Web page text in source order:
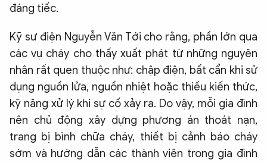
đáng tiếc.
Kỹ sư điện Nguyễn Văn Tới cho rằng, phần lớn qua
các vụ cháy cho thấy xuất phát từ những nguyên
nhân rất quen thuộc như: chập điện, bất cẩn khi sử
dụng nguồn lửa, nguồn nhiệt hoặc thiếu kiến thức,
kỹ năng xử lý khi sự cố xảy ra. Do vậy, mỗi gia đình
nên chủ động xây dựng phương án thoát nạn,
trang bị bình chữa cháy, thiết bị cảnh báo cháy
sớm và hướng dẫn các thành viên trong gia đình